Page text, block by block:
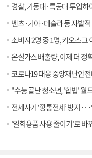
경찰, 기동대·특공대 투입하여
벤츠·기아·테슬라 등 자발
소비자 2명 중 1명, 키오스크
온실가스 배출량, 이제 더 정
코로나19 대응 중앙재난안전대
"수능 끝난 청소년, '합법' 월드컵 토
전세사기 ‘깡통전세’ 방지···임대
'일회용품 사용 줄이기'로 바